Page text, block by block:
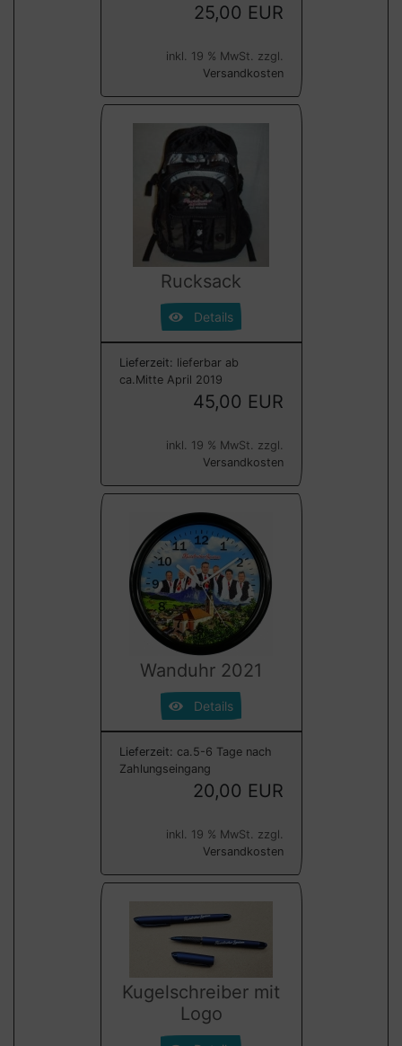
25,00 EUR
inkl. 19 % MwSt. zzgl.
Versandkosten
Rucksack
Details
Lieferzeit: lieferbar ab
ca.Mitte April 2019
45,00 EUR
inkl. 19 % MwSt. zzgl.
Versandkosten
Wanduhr 2021
Details
Lieferzeit: ca.5-6 Tage nach
Zahlungseingang
20,00 EUR
inkl. 19 % MwSt. zzgl.
Versandkosten
Kugelschreiber mit
Logo